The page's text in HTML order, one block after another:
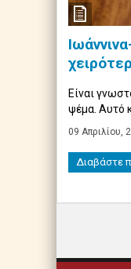
Είναι
ψέμα. Αυτό
09 Απριλίου,
Διαβάστε